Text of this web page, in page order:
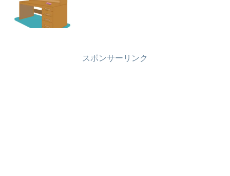
スポンサーリンク